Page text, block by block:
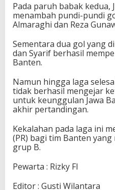
r
Pada paruh babak kedua,
menambah pundi-pundi
Almaraghi dan Reza
Sementara dua gol yang
dan Syarif berhasil
Banten.
Namun hingga laga
tidak berhasil mengejar
untuk keunggulan Jawa
akhir pertandingan.
Kekalahan pada laga ini
(PR) bagi tim Banten
grup B.
Pewarta : Rizky FI
Editor : Gusti Wilantara